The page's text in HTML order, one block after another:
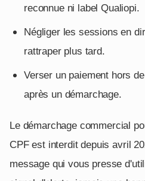
reconnue ni label Qualiopi.
Négliger les sessions en
rattraper plus tard.
Verser un paiement hors
après un démarchage.
Le démarchage commercial
CPF est interdit depuis avril
message qui vous presse